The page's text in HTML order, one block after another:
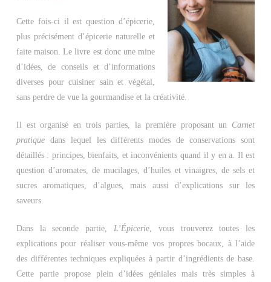
Cette fois-ci il est question d’épicerie,
plus précisément d’épicerie naturelle et
faite maison. Le livre est donc une mine
d’idées, de conseils et d’informations
diverses pour cuisiner sain et végétal,
sans perdre de vue la gourmandise et la créativité.
Il est organisé en trois parties, la première proposant un Carnet
pratique dans lequel les différents modes de conservations sont
détaillés : principes, bienfaits, et inconvénients quand il y en a. Il est
question d’aromates, de mucilages, d’huiles et vinaigres, de sels et
sucres aromatiques, d’algues, mais aussi d’explications sur les
saveurs.
Dans la seconde partie, L’Épicerie, vous trouverez toutes les
explications pour réaliser vous-même vos propres bocaux, à l’aide
des différentes techniques expliquées à partir d’ingrédients de base.
Cette partie propose plein d’idées géniales mais très simples à